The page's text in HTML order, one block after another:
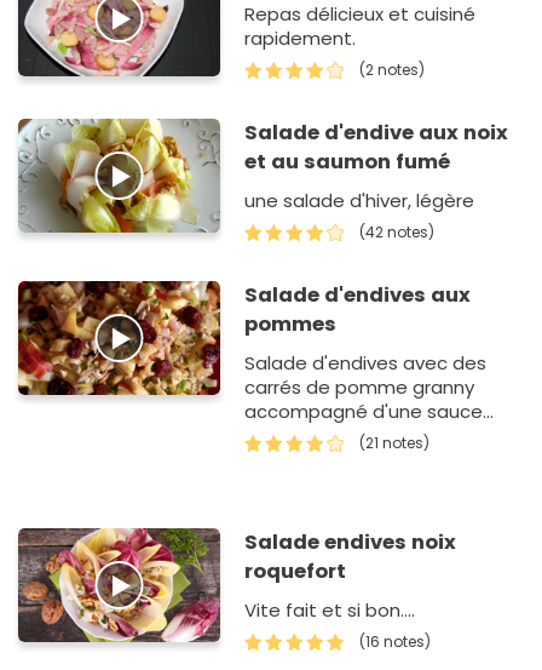
Repas délicieux et cuisiné
rapidement.
(2 notes)
Salade d'endive aux noix
et au saumon fumé
une salade d'hiver, légère
(42 notes)
Salade d'endives aux
pommes
Salade d'endives avec des
carrés de pomme granny
accompagné d'une sauce
vinaigrette maison
(21 notes)
Salade endives noix
roquefort
Vite fait et si bon....
(16 notes)